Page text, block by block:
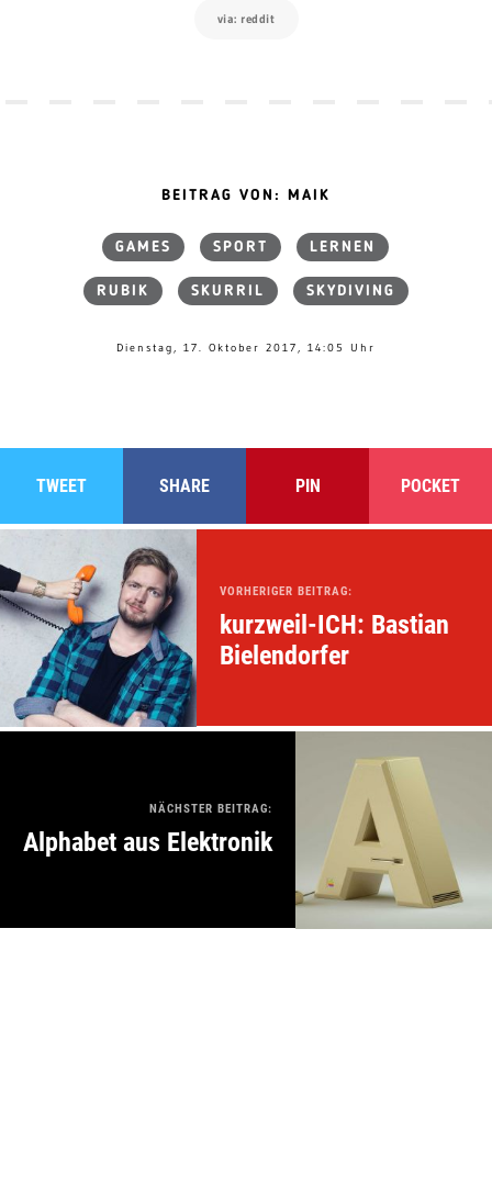
via: reddit
BEITRAG VON: MAIK
GAMES SPORT LERNEN
RUBIK SKURRIL SKYDIVING
Dienstag, 17. Oktober 2017, 14:05 Uhr
TWEET SHARE PIN POCKET
VORHERIGER BEITRAG:
kurzweil-ICH: Bastian
Bielendorfer
NÄCHSTER BEITRAG:
Alphabet aus Elektronik